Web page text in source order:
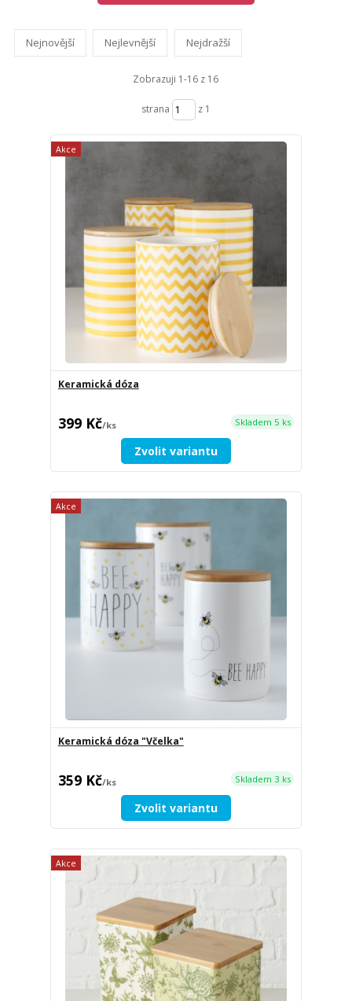
Nejnovější Nejlevnější Nejdražší
Zobrazuji 1-16 z 16
strana z 1
Akce
Keramická dóza
399 Kč/ks Skladem 5 ks
Zvolit variantu
Akce
Keramická dóza "Včelka"
359 Kč/ks Skladem 3 ks
Zvolit variantu
Akce